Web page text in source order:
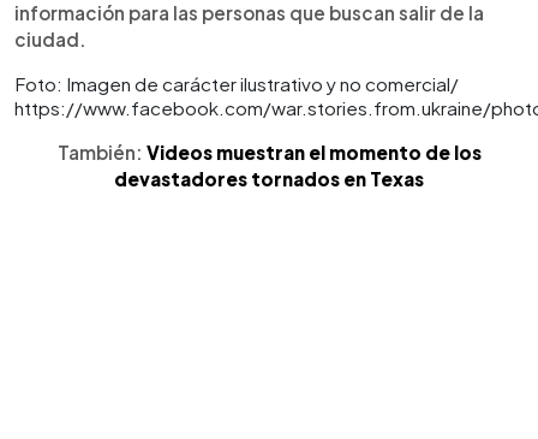
información para las personas que buscan salir de la
ciudad.
Foto: Imagen de carácter ilustrativo y no comercial/
https://www.facebook.com/war.stories.from.ukraine/
También: Videos muestran el momento de los
devastadores tornados en Texas